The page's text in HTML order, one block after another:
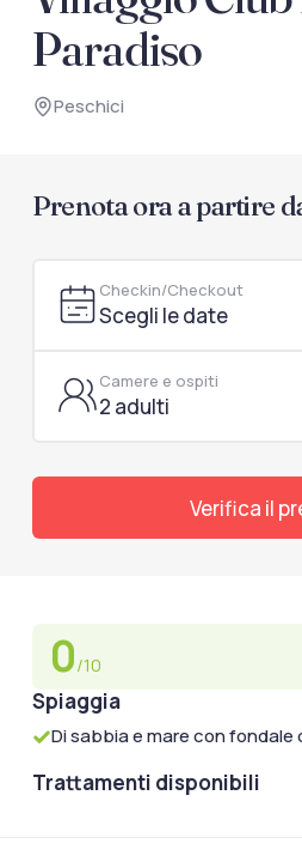
documenti di viaggio.
Accedi /
Paradiso
Peschici
Prenota ora a partire
Checkin/Checkout
Scegli le date
Camere e ospiti
2 adulti
Verifica il
0/10
Spiaggia
Di sabbia e mare con fondale
Trattamenti disponibili